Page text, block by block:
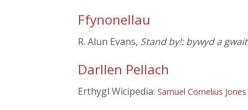
Ffynonellau
R. Alun Evans, Stand by!: bywyd a
Darllen Pellach
Erthygl Wicipedia: Samuel Cornelius Jones